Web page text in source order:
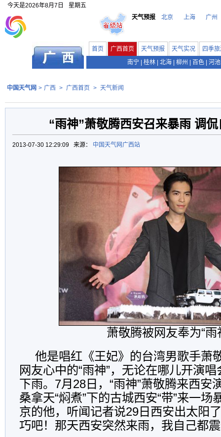
今天是2026年8月7日
星期五
天气预报
北京 上海 广州
首页 广西首页 天气预报 天气实况
四季
南宁
桂林 北海 柳州 百色 河池
中国天气网 > 广西 > 广西首页 > 天气新闻
“雨神”萧敬腾西安召来暴雨 调
2013-07-30 12:29:09 来源： 中国天气网广西站
萧敬腾被网友奉为“雨
他是唱红《王妃》的台湾男歌手萧
网友心中的“雨神”，无论在哪儿开演
下雨。7月28日，“雨神”萧敬腾来西安
桑拿天“焖煮”下的古城西安“带”来一
京的他，听闻记者说29日西安出太阳
巧吧！那天西安突然来雨，我自己都